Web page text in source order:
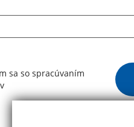
sa so spracúvaním